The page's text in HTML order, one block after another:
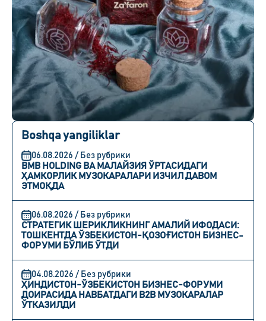
Boshqa yangiliklar
06.08.2026 / Без рубрики
BMB HOLDING ВА МАЛАЙЗИЯ ЎРТАСИДАГИ
ҲАМКОРЛИК МУЗОКАРАЛАРИ ИЗЧИЛ ДАВОМ
ЭТМОҚДА
06.08.2026 / Без рубрики
СТРАТЕГИК ШЕРИКЛИКНИНГ АМАЛИЙ ИФОДАСИ:
ТОШКЕНТДА ЎЗБЕКИСТОН-ҚОЗОҒИСТОН БИЗНЕС-
ФОРУМИ БЎЛИБ ЎТДИ
04.08.2026 / Без рубрики
ҲИНДИСТОН-ЎЗБЕКИСТОН БИЗНЕС-ФОРУМИ
ДОИРАСИДА НАВБАТДАГИ B2B МУЗОКАРАЛАР
ЎТКАЗИЛДИ